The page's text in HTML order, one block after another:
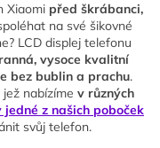
Xiaomi před škrábanci,
na své šikovné
LCD displej telefonu
vysoce kvalitní
bez bublin a prachu.
jež nabízíme v různých
jedné z našich poboček
svůj telefon.